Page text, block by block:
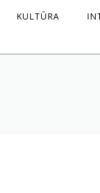
KULTŪRA